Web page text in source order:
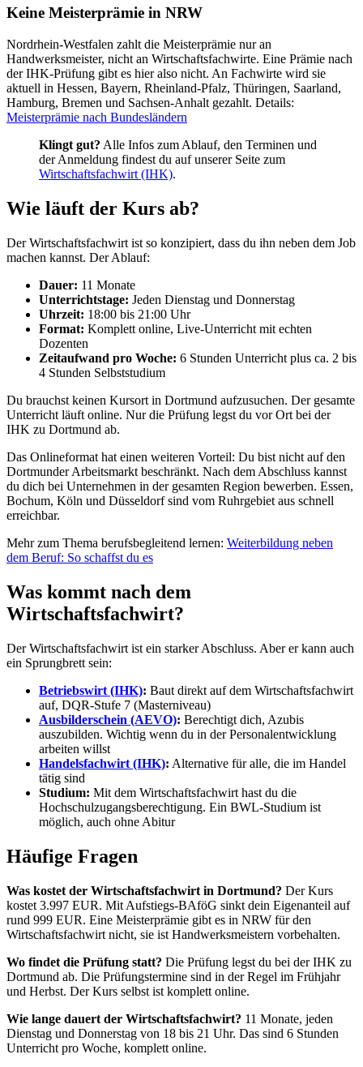
Keine Meisterprämie in NRW
Nordrhein-Westfalen zahlt die Meisterprämie nur an
Handwerksmeister, nicht an Wirtschaftsfachwirte. Eine Prämie nach
der IHK-Prüfung gibt es hier also nicht. An Fachwirte wird sie
aktuell in Hessen, Bayern, Rheinland-Pfalz, Thüringen, Saarland,
Hamburg, Bremen und Sachsen-Anhalt gezahlt. Details:
Meisterprämie nach Bundesländern
Klingt gut? Alle Infos zum Ablauf, den Terminen und
der Anmeldung findest du auf unserer Seite zum
Wirtschaftsfachwirt (IHK).
Wie läuft der Kurs ab?
Der Wirtschaftsfachwirt ist so konzipiert, dass du ihn neben dem Job
machen kannst. Der Ablauf:
Dauer: 11 Monate
Unterrichtstage: Jeden Dienstag und Donnerstag
Uhrzeit: 18:00 bis 21:00 Uhr
Format: Komplett online, Live-Unterricht mit echten
Dozenten
Zeitaufwand pro Woche: 6 Stunden Unterricht plus ca. 2 bis
4 Stunden Selbststudium
Du brauchst keinen Kursort in Dortmund aufzusuchen. Der gesamte
Unterricht läuft online. Nur die Prüfung legst du vor Ort bei der
IHK zu Dortmund ab.
Das Onlineformat hat einen weiteren Vorteil: Du bist nicht auf den
Dortmunder Arbeitsmarkt beschränkt. Nach dem Abschluss kannst
du dich bei Unternehmen in der gesamten Region bewerben. Essen,
Bochum, Köln und Düsseldorf sind vom Ruhrgebiet aus schnell
erreichbar.
Mehr zum Thema berufsbegleitend lernen: Weiterbildung neben
dem Beruf: So schaffst du es
Was kommt nach dem
Wirtschaftsfachwirt?
Der Wirtschaftsfachwirt ist ein starker Abschluss. Aber er kann auch
ein Sprungbrett sein:
Betriebswirt (IHK): Baut direkt auf dem Wirtschaftsfachwirt
auf, DQR-Stufe 7 (Masterniveau)
Ausbilderschein (AEVO): Berechtigt dich, Azubis
auszubilden. Wichtig wenn du in der Personalentwicklung
arbeiten willst
Handelsfachwirt (IHK): Alternative für alle, die im Handel
tätig sind
Studium: Mit dem Wirtschaftsfachwirt hast du die
Hochschulzugangsberechtigung. Ein BWL-Studium ist
möglich, auch ohne Abitur
Häufige Fragen
Was kostet der Wirtschaftsfachwirt in Dortmund? Der Kurs
kostet 3.997 EUR. Mit Aufstiegs-BAföG sinkt dein Eigenanteil auf
rund 999 EUR. Eine Meisterprämie gibt es in NRW für den
Wirtschaftsfachwirt nicht, sie ist Handwerksmeistern vorbehalten.
Wo findet die Prüfung statt? Die Prüfung legst du bei der IHK zu
Dortmund ab. Die Prüfungstermine sind in der Regel im Frühjahr
und Herbst. Der Kurs selbst ist komplett online.
Wie lange dauert der Wirtschaftsfachwirt? 11 Monate, jeden
Dienstag und Donnerstag von 18 bis 21 Uhr. Das sind 6 Stunden
Unterricht pro Woche, komplett online.